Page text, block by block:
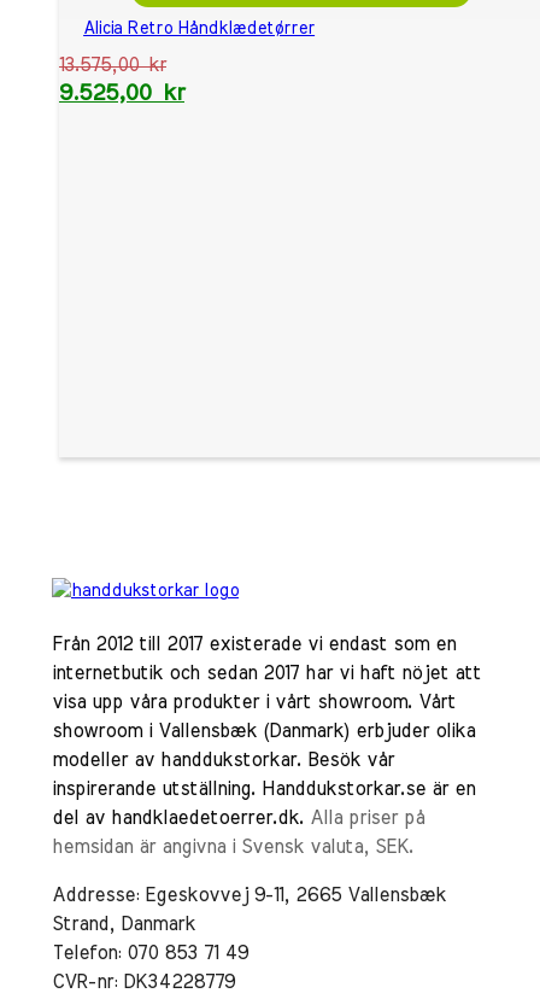
Alicia Retro Håndklædetørrer
13.575,00kr
9.525,00 kr
Från 2012 till 2017 existerade vi endast som en
internetbutik och sedan 2017 har vi haft nöjet att
visa upp våra produkter i vårt showroom. Vårt
showroom i Vallensbæk (Danmark) erbjuder olika
modeller av handdukstorkar. Besök vår
inspirerande utställning. Handdukstorkar.se är en
del av handklaedetoerrer.dk. Alla priser på
hemsidan är angivna i Svensk valuta, SEK.
Addresse: Egeskovvej 9-11, 2665 Vallensbæk
Strand, Danmark
Telefon: 070 853 71 49
CVR-nr: DK34228779